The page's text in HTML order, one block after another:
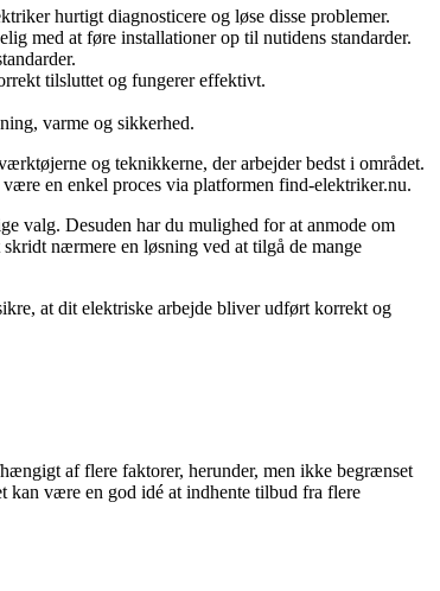
hurtigt diagnosticere og løse disse problemer.
med at føre installationer op til nutidens standarder.
tilsluttet og fungerer effektivt.
varme og sikkerhed.
og teknikkerne, der arbejder bedst i området.
en enkel proces via platformen find-elektriker.nu.
valg. Desuden har du mulighed for at anmode om
nærmere en løsning ved at tilgå de mange
at dit elektriske arbejde bliver udført korrekt og
af flere faktorer, herunder, men ikke begrænset
kan være en god idé at indhente tilbud fra flere